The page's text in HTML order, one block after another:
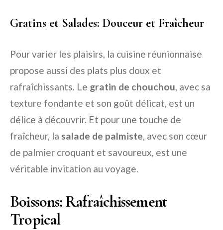
Gratins et Salades: Douceur et Fraîcheur
Pour varier les plaisirs, la cuisine réunionnaise
propose aussi des plats plus doux et
rafraîchissants. Le gratin de chouchou, avec sa
texture fondante et son goût délicat, est un
délice à découvrir. Et pour une touche de
fraîcheur, la salade de palmiste, avec son cœur
de palmier croquant et savoureux, est une
véritable invitation au voyage.
Boissons: Rafraîchissement
Tropical